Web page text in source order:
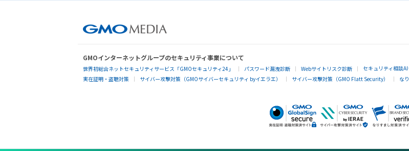
GMOインターネットグループのセキュリティ事業について
世界初総合ネットセキュリティサービス「GMOセキュリティ24」 パスワード漏洩診断 Webサイトリスク診断
セキュリティ相談
実在証明・盗聴対策
サイバー攻撃対策（GMOサイバーセキュリティ byイエラエ） サイバー攻撃対策（GMO Flatt Security） な